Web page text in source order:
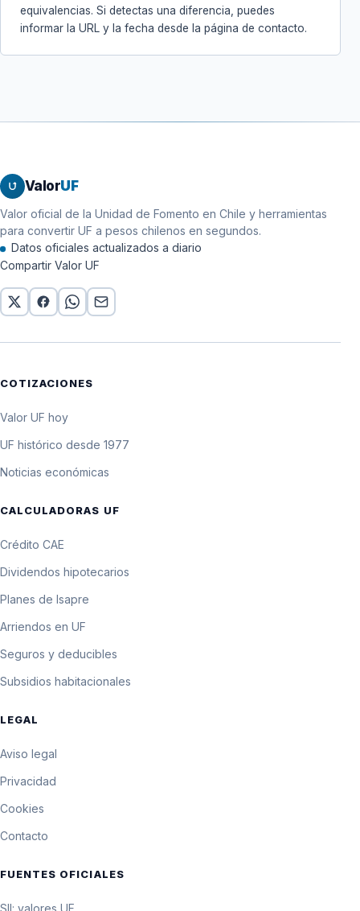
equivalencias. Si detectas una diferencia, puedes
informar la URL y la fecha desde la página de contacto.
ValorUF
Valor oficial de la Unidad de Fomento en Chile y herramientas
para convertir UF a pesos chilenos en segundos.
Datos oficiales actualizados a diario
Compartir Valor UF
COTIZACIONES
Valor UF hoy
UF histórico desde 1977
Noticias económicas
CALCULADORAS UF
Crédito CAE
Dividendos hipotecarios
Planes de Isapre
Arriendos en UF
Seguros y deducibles
Subsidios habitacionales
LEGAL
Aviso legal
Privacidad
Cookies
Contacto
FUENTES OFICIALES
SII: valores UF